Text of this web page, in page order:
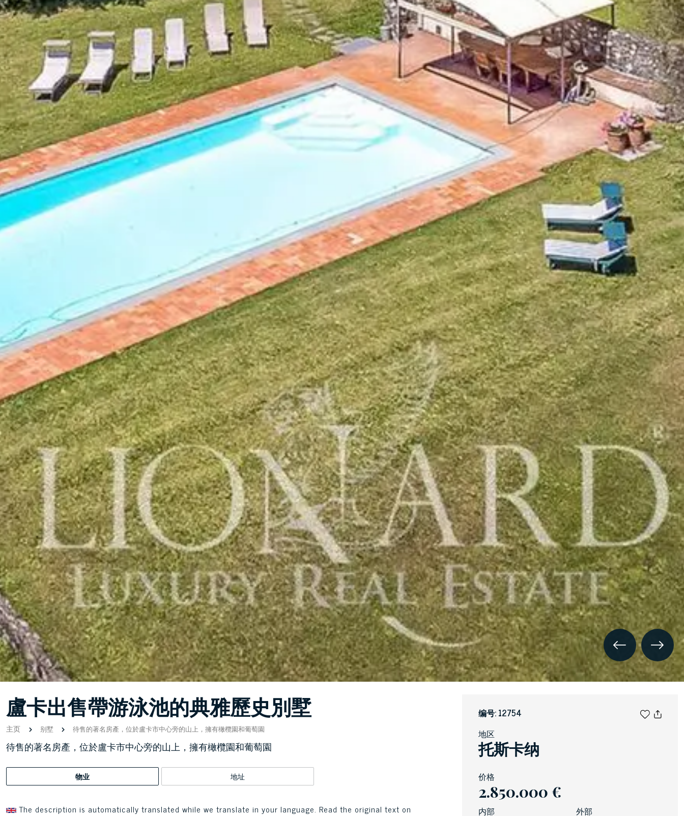
盧卡出售帶游泳池的典雅歷史別墅
主页 别墅 待售的著名房產，位於盧卡市中心旁的山上，擁有橄欖園和葡萄園
待售的著名房產，位於盧卡市中心旁的山上，擁有橄欖園和葡萄園
物业 地址
The description is automatically translated while we translate in your language. Read the original text on
编号: 12754
地区
托斯卡纳
价格
2.850.000 €
内部 外部